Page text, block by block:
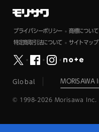
プライバシーポリシー 商標について
特定商取引法について サイトマップ
Global
© 1998-2026 Morisawa Inc.